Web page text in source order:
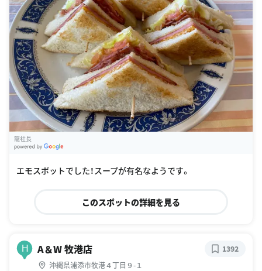
龍社長
エモスポットでした！スープが有名なようです。
このスポットの詳細を見る
H A＆W 牧港店
沖縄県浦添市牧港４丁目９-１
1392